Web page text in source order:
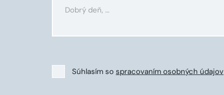
Súhlasím so spracovaním osobných údajov